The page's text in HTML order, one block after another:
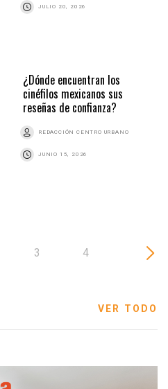
JULIO 20, 2026
¿Dónde encuentran los
cinéfilos mexicanos sus
reseñas de confianza?
REDACCIÓN CENTRO URBANO
JUNIO 15, 2026
3 4
VER TODO